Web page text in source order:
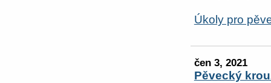
Úkoly pro
čen 3, 2021
Pěvecký